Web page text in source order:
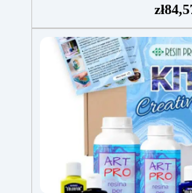
Nr 2. Zestaw startowy
+ 100 akcesoriów:500 g
epoksydowej One to
akcesoriów do tworzenia
g żywicy, 12 dodatków
kwiaty, silikonową formę
końcówki do
zł